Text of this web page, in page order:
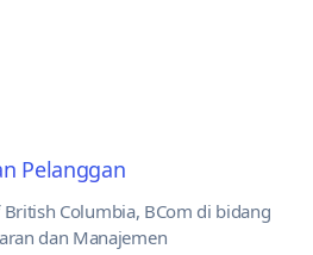
Pelanggan
Columbia, BCom di bidang
dan Manajemen